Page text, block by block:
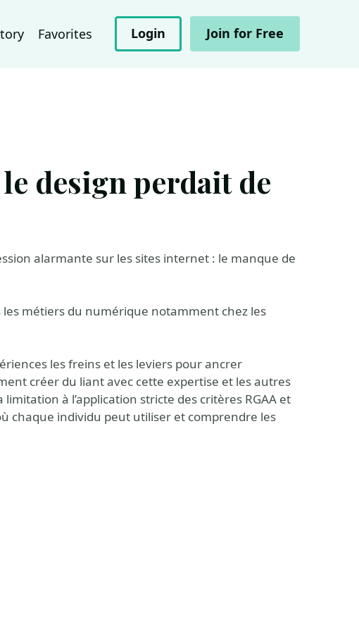
Favorites Login Join for Free
design perdait de
alarmante sur les sites internet : le manque de
les métiers du numérique notamment chez les
les freins et les leviers pour ancrer
créer du liant avec cette expertise et les autres
à l’application stricte des critères RGAA et
chaque individu peut utiliser et comprendre les